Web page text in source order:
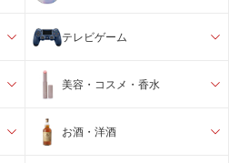
テレビゲーム
美容・コスメ・香水
お酒・洋酒